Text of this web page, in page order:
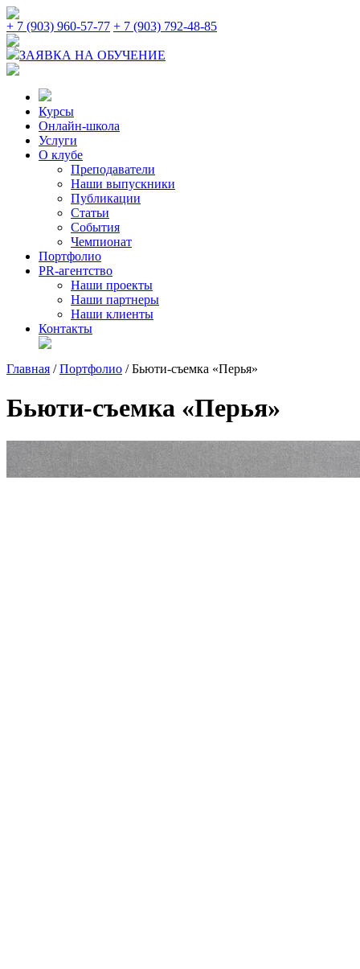
+ 7 (903) 960-57-77 + 7 (903) 792-48-85
ЗАЯВКА НА ОБУЧЕНИЕ
Курсы
Онлайн-школа
Услуги
О клубе
Преподаватели
Наши выпускники
Публикации
Статьи
События
Чемпионат
Портфолио
PR-агентство
Наши проекты
Наши партнеры
Наши клиенты
Контакты
Главная /Портфолио /Бьюти-съемка «Перья»
Бьюти-съемка «Перья»